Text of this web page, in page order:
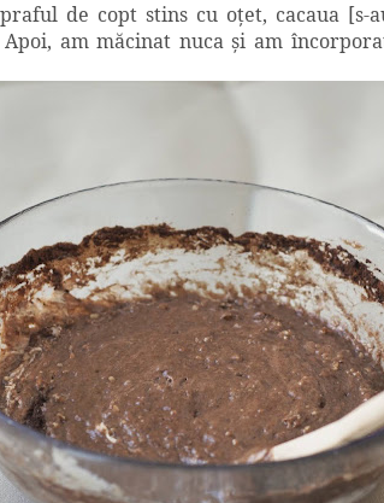
de copt stins cu oţet, cacaua
am măcinat nuca şi am